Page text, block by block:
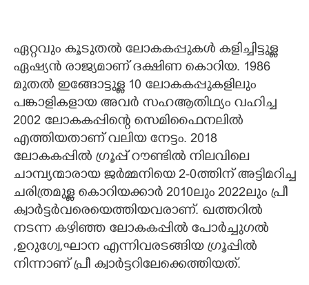
ഏറ്റവും കൂടുതൽ ലോകകപ്പുകൾ കളിച്ചിട്ടുള്ള
ഏഷ്യൻ രാജ്യമാണ് ദക്ഷിണ കൊറിയ. 1986
മുതൽ ഇങ്ങോട്ടുള്ള 10 ലോകകപ്പുകളിലും
പങ്കാളികളായ അവർ സഹആതിഥ്യം വഹിച്ച
2002 ലോകകപ്പിന്റെ സെമിഫൈനലിൽ
എത്തിയതാണ് വലിയ നേട്ടം. 2018
ലോകകപ്പിൽ ഗ്രൂപ്പ് റൗണ്ടിൽ നിലവിലെ
ചാമ്പ്യന്മാരായ ജർമ്മനിയെ 2-0ത്തിന് അട്ടിമറിച്ച
ചരിത്രമുള്ള കൊറിയക്കാർ 2010ലും 2022ലും പ്രീ
ക്വാർട്ടർവരെയെത്തിയവരാണ്. ഖത്തറിൽ
നടന്ന കഴിഞ്ഞ ലോകകപ്പിൽ പോർച്ചുഗൽ
,ഉറുഗ്വേ,ഘാന എന്നിവരടങ്ങിയ ഗ്രൂപ്പിൽ
നിന്നാണ് പ്രീ ക്വാർട്ടറിലേക്കെത്തിയത്.